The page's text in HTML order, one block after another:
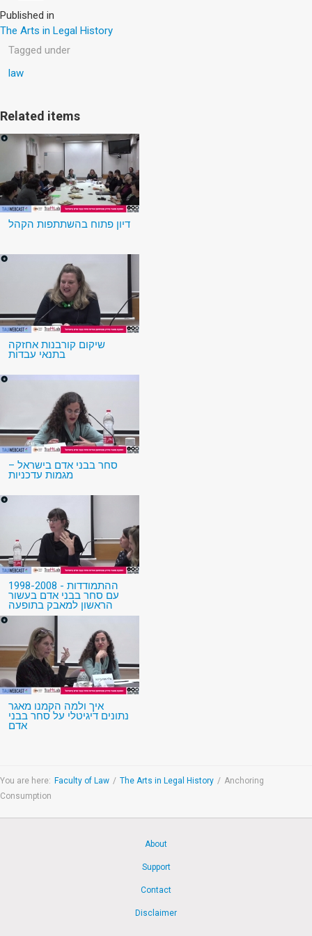
Published in
The Arts in Legal History
Tagged under
law
Related items
דיון פתוח בהשתתפות הקהל
שיקום קורבנות אחזקה
בתנאי עבדות
סחר בבני אדם בישראל –
מגמות עדכניות
1998-2008 - ההתמודדות
עם סחר בבני אדם בעשור
הראשון למאבק בתופעה
איך ולמה הקמנו מאגר
נתונים דיגיטלי על סחר בבני
אדם
You are here: Faculty of Law / The Arts in Legal History / Anchoring
Consumption
About
Support
Contact
Disclaimer